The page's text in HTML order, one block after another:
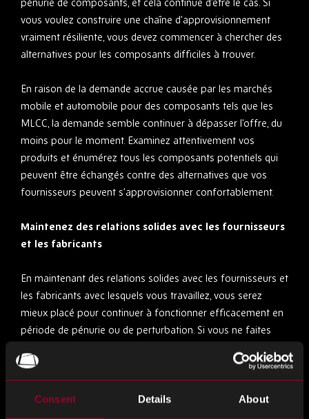
Consent Details About
vous voulez construire une chaîne d’approvisionnement
vraiment résiliente, vous devez commencer à chercher des
alternatives pour les composants difficiles à trouver.
En raison de la demande accrue causée par les marchés
mobile et automobile pour des composants tels que les
MLCC, la demande semble continuer à dépasser l’offre, du
moins pour le moment. Examinez attentivement vos
produits et énumérez tous les composants potentiels qui
peuvent être échangés contre des alternatives que vos
fournisseurs peuvent s’approvisionner confortablement.
Maintenez des relations solides avec les fournisseurs
et les fabricants
En maintenant des relations solides avec les fournisseurs et
les fabricants avec lesquels vous travaillez, vous serez
mieux placé pour continuer à fonctionner efficacement en
période de pénurie ou de perturbation. Si vous ne faites
fabricants, vous ne serez pas en haut de leur liste de
priorités lorsque les temps seront durs.
Une façon de cultiver ces relations solides est de travailler